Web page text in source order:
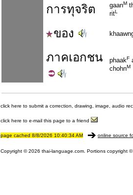
การทุจริต gaanM
ritL
ของ
ภาคเอกชน phaakF
chohnM
click here to submit a correction, drawing, image, audio
click here to e-mail this page to a friend
page cached 8/8/2026 10:40:34 AM online source
Copyright © 2026 thai-language.com. Portions copyright